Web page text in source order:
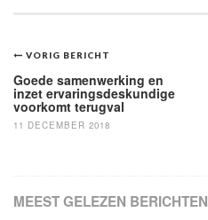
Bericht
navigatie
VORIG BERICHT
Goede samenwerking en
inzet ervaringsdeskundige
voorkomt terugval
11 DECEMBER 2018
MEEST GELEZEN BERICHTEN